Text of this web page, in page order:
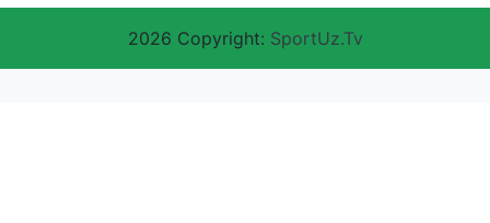
2026 Copyright: SportUz.Tv